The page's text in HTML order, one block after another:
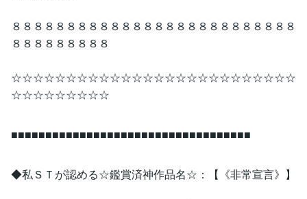
８８８８８８８８８８８８８８８８８８８８８８８８８８
８８８８８８８８８
☆☆☆☆☆☆☆☆☆☆☆☆☆☆☆☆☆☆☆☆☆☆☆☆☆☆
☆☆☆☆☆☆☆☆☆
■■■■■■■■■■■■■■■■■■■■■■■■■■■■■■■■■■■
◆私ＳＴが認める☆鑑賞済神作品名☆：【《非常宣言》】